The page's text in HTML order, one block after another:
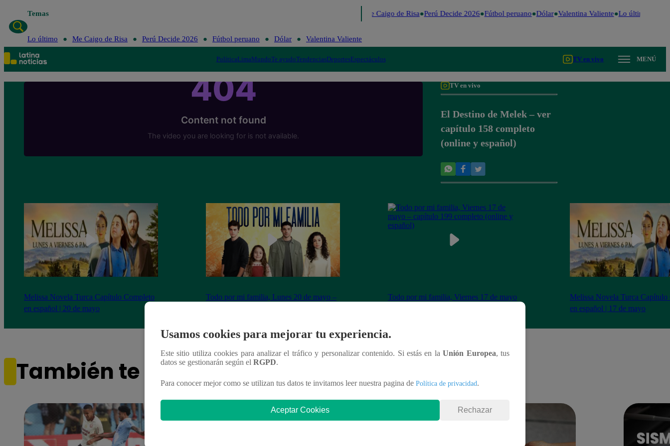
Temas Me Caigo de Risa Perú Decide 2026 Fútbol peruano Dólar Valentina Valiente Lo último
Lo último Me Caigo de Risa Perú Decide 2026 Fútbol peruano Dólar Valentina Valiente
PolíticaLimaMundoTe ayudoTendenciasDeportesEspectáculos TV en vivo MENÚ
TV en vivo
El Destino de Melek – ver
capítulo 158 completo
(online y español)
Melissa Novela Turca Capítulo Completo
en español | 20 de mayo
Todo por mi familia, Lunes 20 de mayo –
Todo por mi familia, Viernes 17 de mayo
Melissa Novela Turca Capítulo
en español | 17 de mayo
También te puede interesar
Usamos cookies para mejorar tu experiencia.
Este sitio utiliza cookies para analizar el tráfico y personalizar contenido. Si estás en laUnión Europea, tus
datos se gestionarán según el RGPD.
Para conocer mejor como se utilizan tus datos te invitamos leer nuestra pagina de Política de privacidad.
Aceptar Cookies Rechazar